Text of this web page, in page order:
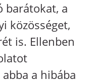
barátokat, a
közösséget,
is. Ellenben
a hibába